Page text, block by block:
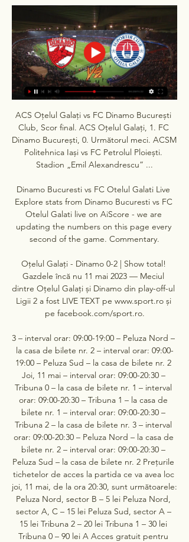
ACS Oțelul Galați vs FC Dinamo București
Club, Scor final. ACS Oțelul Galați, 1. FC
Dinamo București, 0. Următorul meci. ACSM
Politehnica Iași vs FC Petrolul Ploiești.
Stadion „Emil Alexandrescu” ...
Dinamo Bucuresti vs FC Otelul Galati Live
Explore stats from Dinamo Bucuresti vs FC
Otelul Galati live on AiScore - we are
updating the numbers on this page every
second of the game. Commentary.
Oțelul Galați - Dinamo 0-2 | Show total!
Gazdele încă nu 11 mai 2023 — Meciul
dintre Oțelul Galați și Dinamo din play-off-ul
Ligii 2 a fost LIVE TEXT pe www.sport.ro și
pe facebook.com/sport.ro.
3 – interval orar: 09:00-19:00 – Peluza Nord –
la casa de bilete nr. 2 – interval orar: 09:00-
19:00 – Peluza Sud – la casa de bilete nr. 2
Joi, 11 mai – interval orar: 09:00-20:30 –
Tribuna 0 – la casa de bilete nr. 1 – interval
orar: 09:00-20:30 – Tribuna 1 – la casa de
bilete nr. 1 – interval orar: 09:00-20:30 –
Tribuna 2 – la casa de bilete nr. 3 – interval
orar: 09:00-20:30 – Peluza Nord – la casa de
bilete nr. 2 – interval orar: 09:00-20:30 –
Peluza Sud – la casa de bilete nr. 2 Prețurile
tichetelor de acces la partida ce va avea loc
joi, 11 mai, de la ora 20:30, sunt următoarele:
Peluza Nord, sector B – 5 lei Peluza Nord,
sector A, C – 15 lei Peluza Sud, sector A –
15 lei Tribuna 2 – 20 lei Tribuna 1 – 30 lei
Tribuna 0 – 90 lei A Acces gratuit pentru